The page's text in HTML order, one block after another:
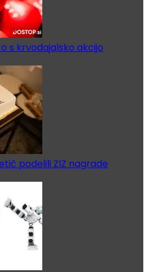
s krvodajalsko akcijo
podelili ZIZ nagrade